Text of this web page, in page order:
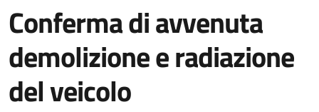
Conferma di avvenuta
demolizione e radiazione
del veicolo